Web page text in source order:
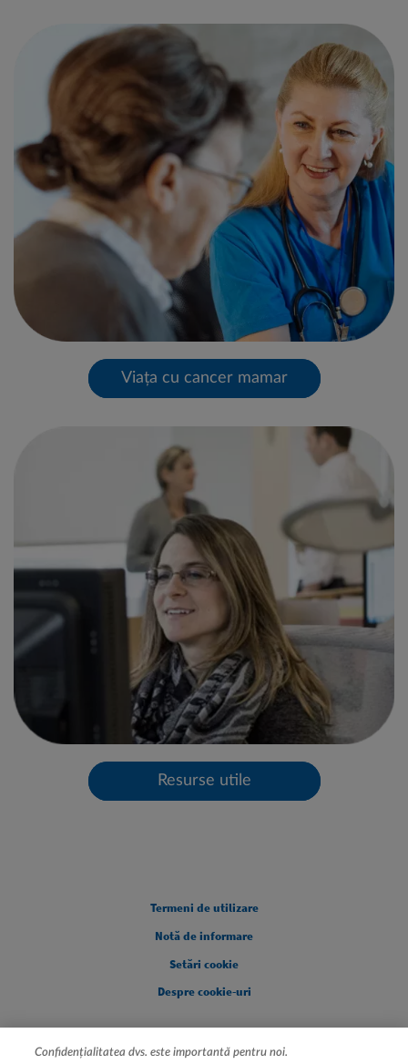
Viața cu cancer mamar
Resurse utile
Termeni de utilizare
Notă de informare
Setări cookie
Despre cookie-uri
Confidențialitatea dvs. este importantă pentru noi.